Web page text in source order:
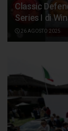
Classic
Series I di
26 AGOSTO 2025